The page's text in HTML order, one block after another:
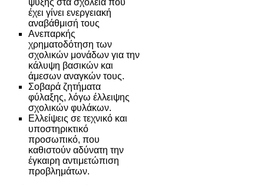
έχει γίνει ενεργειακή
αναβάθμισή τους
Ανεπαρκής
χρηματοδότηση των
σχολικών μονάδων για την
κάλυψη βασικών και
άμεσων αναγκών τους.
Σοβαρά ζητήματα
φύλαξης, λόγω έλλειψης
σχολικών φυλάκων.
Ελλείψεις σε τεχνικό και
υποστηρικτικό
προσωπικό, που
καθιστούν αδύνατη την
έγκαιρη αντιμετώπιση
προβλημάτων.